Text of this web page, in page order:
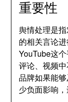
重要性
舆情处理是
的相关言论
YouTube这
评论、视频
品牌如果能
少负面影响，